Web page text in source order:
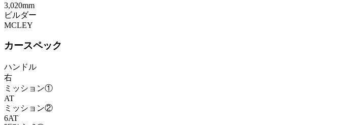
3,020mm
ビルダー
MCLEY
カースペック
ハンドル
右
ミッション①
AT
ミッション②
6AT